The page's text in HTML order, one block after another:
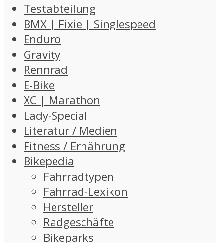
Testabteilung
BMX | Fixie | Singlespeed
Enduro
Gravity
Rennrad
E-Bike
XC | Marathon
Lady-Special
Literatur / Medien
Fitness / Ernährung
Bikepedia
Fahrradtypen
Fahrrad-Lexikon
Hersteller
Radgeschäfte
Bikeparks